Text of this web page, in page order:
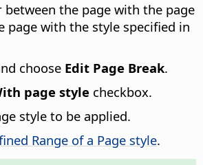
between the page with the page
page with the style specified in
choose Edit Page Break.
page style checkbox.
style to be applied.
Range of a Page style.